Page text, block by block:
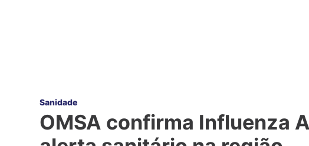
Sanidade
OMSA confirma Influenza